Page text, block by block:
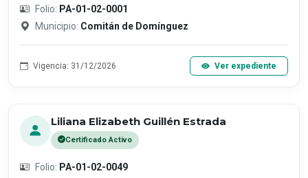
Folio: PA-01-02-0001
Municipio: Comitán de Domínguez
Vigencia: 31/12/2026 Ver expediente
Liliana Elizabeth Guillén Estrada
Certificado Activo
Folio: PA-01-02-0049